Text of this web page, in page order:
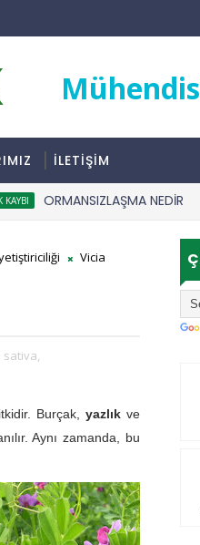
İLETİŞİM
ORMANSIZLAŞMA NEDİR
Vicia
sativa,
Burçak, yazlıkve
Aynı zamanda, bu